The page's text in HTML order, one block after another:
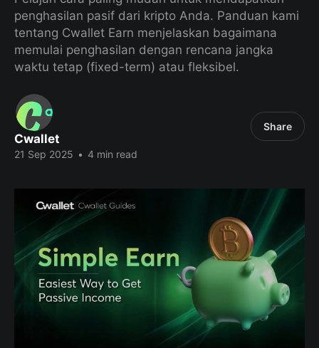
penghasilan pasif dari kripto Anda. Panduan kami
tentang Cwallet Earn menjelaskan bagaimana
memulai penghasilan dengan rencana jangka
waktu tetap (fixed-term) atau fleksibel.
Cwallet
21 Sep 2025 • 4 min read
Share